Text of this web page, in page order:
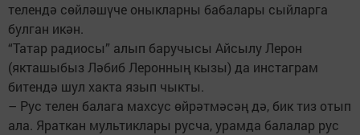
телендә сөйләшүче оныкларны бабалары сыйларга
булган икән.
“Татар радиосы” алып баручысы Айсылу Лерон
(якташыбыз Ләбиб Леронның кызы) да инстаграм
битендә шул хакта язып чыкты.
– Рус телен балага махсус өйрәтмәсәң дә, бик тиз отып
ала. Яраткан мультиклары русча, урамда балалар рус